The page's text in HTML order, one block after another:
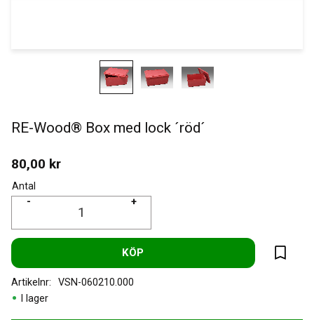
RE-Wood® Box med lock ´röd´
80,00 kr
Antal
+
-
KÖP
Lägg
I lager
Artikelnr VSN-060210.000